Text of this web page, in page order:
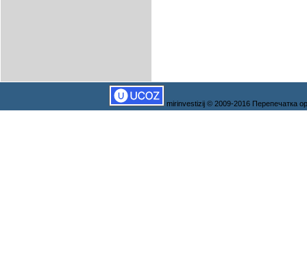
mirinvestizij © 2009-2016 Перепечатка